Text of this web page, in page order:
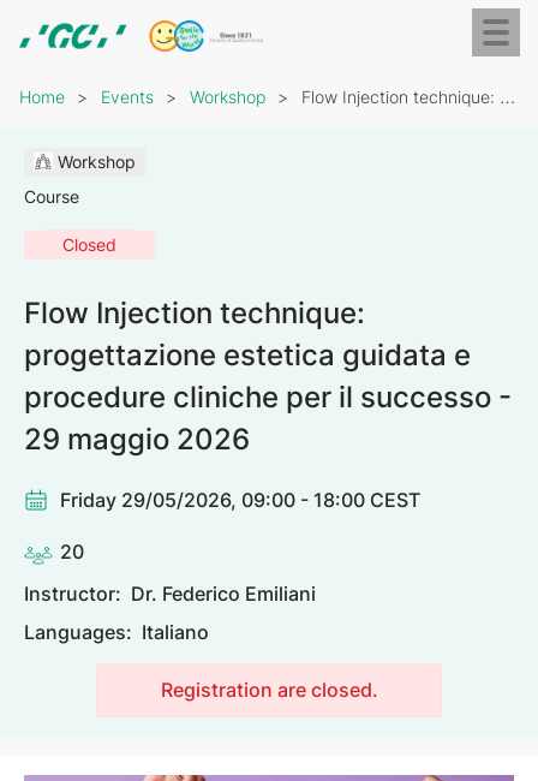
content
Europe
Breadcrumb
Home Events Workshop Flow Injection technique: progettazione estetica guidata e procedure…
Workshop
Course
Closed
Flow Injection technique:
progettazione estetica guidata e
procedure cliniche per il successo -
29 maggio 2026
Friday 29/05/2026, 09:00 - 18:00 CEST
20
Instructor: Dr. Federico Emiliani
Languages: Italiano
Registration are closed.